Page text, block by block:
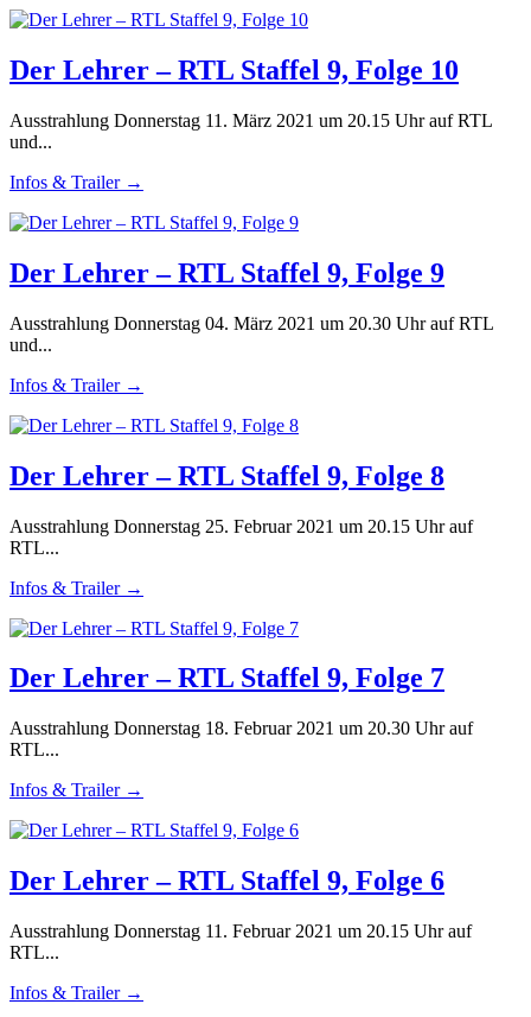
Der Lehrer – RTL Staffel 9, Folge 10
Ausstrahlung Donnerstag 11. März 2021 um 20.15 Uhr auf RTL
und...
Infos & Trailer →
Der Lehrer – RTL Staffel 9, Folge 9
Ausstrahlung Donnerstag 04. März 2021 um 20.30 Uhr auf RTL
und...
Infos & Trailer →
Der Lehrer – RTL Staffel 9, Folge 8
Ausstrahlung Donnerstag 25. Februar 2021 um 20.15 Uhr auf
RTL...
Infos & Trailer →
Der Lehrer – RTL Staffel 9, Folge 7
Ausstrahlung Donnerstag 18. Februar 2021 um 20.30 Uhr auf
RTL...
Infos & Trailer →
Der Lehrer – RTL Staffel 9, Folge 6
Ausstrahlung Donnerstag 11. Februar 2021 um 20.15 Uhr auf
RTL...
Infos & Trailer →